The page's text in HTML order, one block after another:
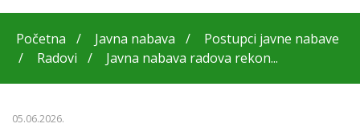
Početna Javna nabava
Postupci javne nabave
Radovi
Javna nabava radova rekon...
05.06.2026.